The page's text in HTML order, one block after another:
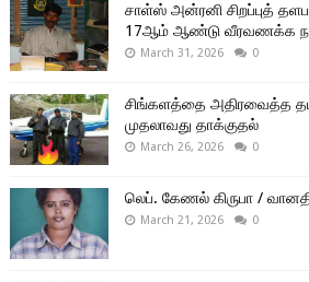
சாள்ஸ் அன்ரனி சிறப்புத்
17ஆம் ஆண்டு வீரவணக்க
March 31, 2026 0
சிங்களத்தை அதிரவைத்த
முதலாவது தாக்குதல்
March 26, 2026 0
லெப். கேணல் கிருபா /
March 21, 2026 0